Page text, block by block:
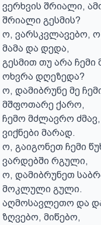
ვერხვის შრიალი,
შრიალი გესმის?
ო, ვარსკვლავებო,
მამა და დედა,
გესმით თუ არა ჩემი
ოხვრა დღეზედა?
ო, დამიბრუნე მე
მშფოთარე ქარო,
ჩემო მძლავრო
ვიქნები მარად.
ო, გაიგონეთ ჩემი
ვარდებში რგული,
ო, დამიბრუნეთ
მოკლული გული.
აღმოსავლეთო და
ზღვებო, მიწებო,